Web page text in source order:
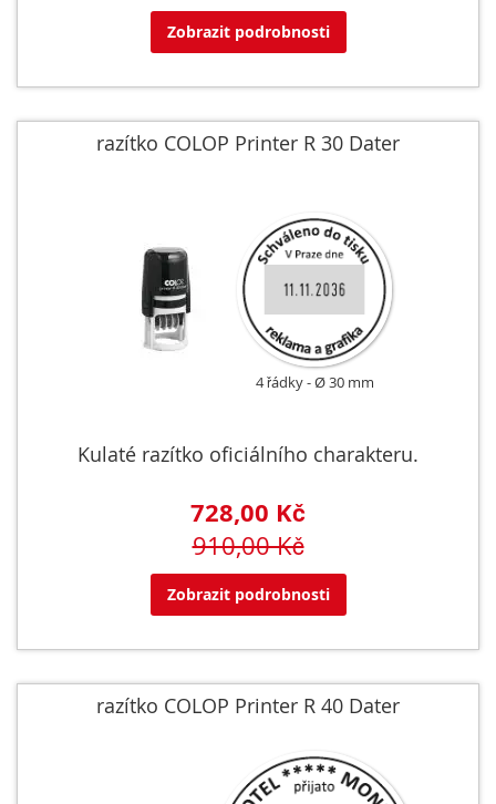
Zobrazit podrobnosti
razítko COLOP Printer R 30 Dater
4 řádky Ø 30 mm
Kulaté razítko oficiálního charakteru.
728,00 Kč
910,00 Kč
Zobrazit podrobnosti
razítko COLOP Printer R 40 Dater